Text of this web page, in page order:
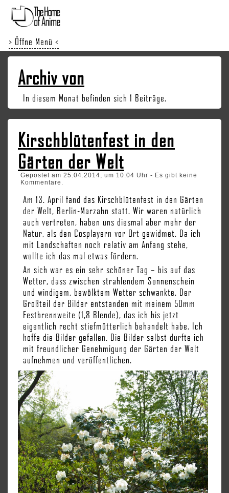
> Öffne Menü <
Archiv von
In diesem Monat befinden sich 1 Beiträge.
Kirschblütenfest in den
Gärten der Welt
Gepostet am 25.04.2014, um 10:04 Uhr - Es gibt keine
Kommentare.
Am 13. April fand das Kirschblütenfest in den Gärten
der Welt, Berlin-Marzahn statt. Wir waren natürlich
auch vertreten, haben uns diesmal aber mehr der
Natur, als den Cosplayern vor Ort gewidmet. Da ich
mit Landschaften noch relativ am Anfang stehe,
wollte ich das mal etwas fördern.
An sich war es ein sehr schöner Tag – bis auf das
Wetter, dass zwischen strahlendem Sonnenschein
und windigem, bewölktem Wetter schwankte. Der
Großteil der Bilder entstanden mit meinem 50mm
Festbrennweite (1,8 Blende), das ich bis jetzt
eigentlich recht stiefmütterlich behandelt habe. Ich
hoffe die Bilder gefallen. Die Bilder selbst durfte ich
mit freundlicher Genehmigung der Gärten der Welt
aufnehmen und veröffentlichen.